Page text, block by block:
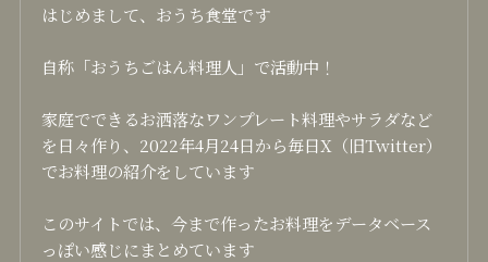
はじめまして、おうち食堂です
自称「おうちごはん料理人」で活動中！
家庭でできるお洒落なワンプレート料理やサラダなど
を日々作り、2022年4月24日から毎日X（旧Twitter）
でお料理の紹介をしています
このサイトでは、今まで作ったお料理をデータベース
っぽい感じにまとめています